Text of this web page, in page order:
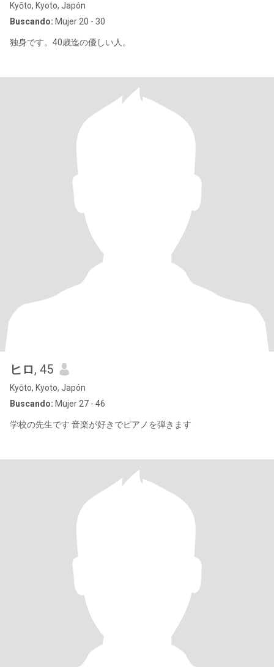
Kyōto, Kyoto, Japón
Buscando: Mujer 20 - 30
独身です。40歳迄の優しい人。
ヒロ, 45
Kyōto, Kyoto, Japón
Buscando: Mujer 27 - 46
学校の先生です 音楽が好きでピアノを弾きます